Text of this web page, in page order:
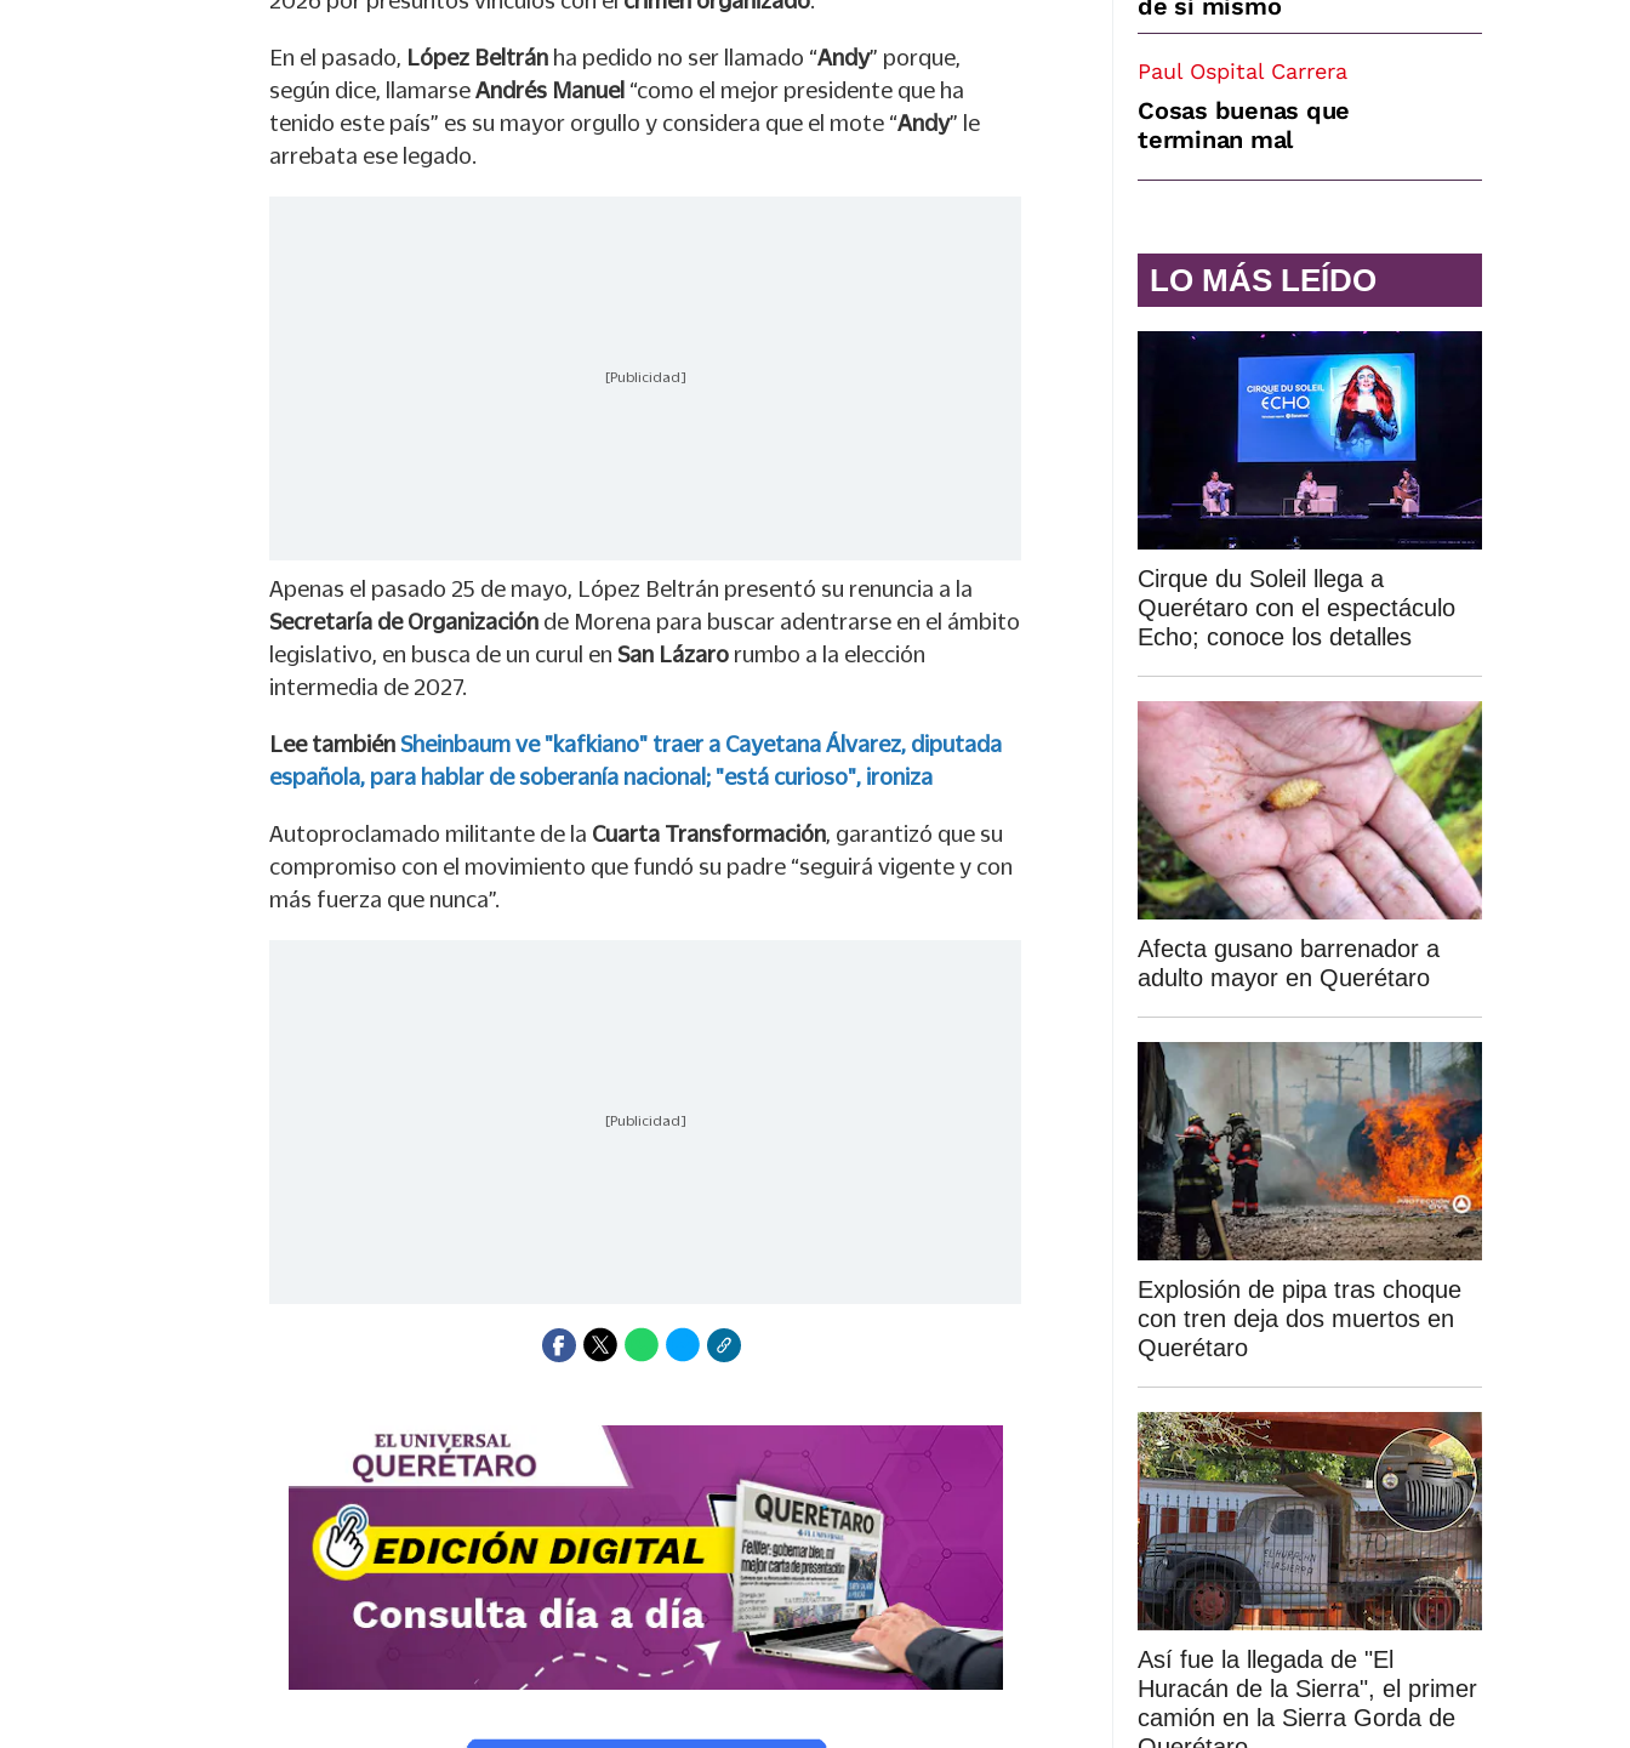
En el pasado, López Beltrán ha pedido no ser llamado “Andy” porque,
según dice, llamarse Andrés Manuel “como el mejor presidente que ha
tenido este país” es su mayor orgullo y considera que el mote “Andy” le
arrebata ese legado.
[Publicidad]
Apenas el pasado 25 de mayo, López Beltrán presentó su renuncia a la
Secretaría de Organización de Morena para buscar adentrarse en el ámbito
legislativo, en busca de un curul en San Lázaro rumbo a la elección
intermedia de 2027.
Lee también Sheinbaum ve "kafkiano" traer a Cayetana Álvarez, diputada
española, para hablar de soberanía nacional; "está curioso", ironiza
Autoproclamado militante de la Cuarta Transformación , garantizó que su
compromiso con el movimiento que fundó su padre “seguirá vigente y con
más fuerza que nunca”.
[Publicidad]
de sí mismo
Paul Ospital Carrera
Cosas buenas que
terminan mal
LO MÁS LEÍDO
Cirque du Soleil llega a
Querétaro con el espectáculo
Echo; conoce los detalles
Afecta gusano barrenador a
adulto mayor en Querétaro
Explosión de pipa tras choque
con tren deja dos muertos en
Querétaro
Así fue la llegada de "El
Huracán de la Sierra", el primer
camión en la Sierra Gorda de